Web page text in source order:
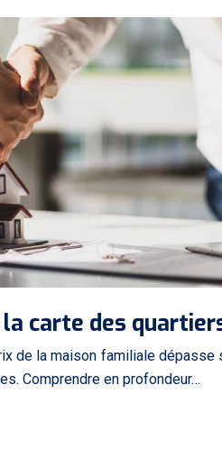
carte des
de la maison familiale
Comprendre en profondeur…